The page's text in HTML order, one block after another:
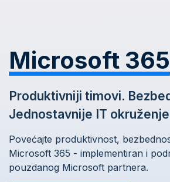
Microsoft 365
Produktivniji timovi.
Jednostavnije IT
Povećajte produktivnost,
Microsoft 365 - implementiran i
pouzdanog Microsoft partnera.